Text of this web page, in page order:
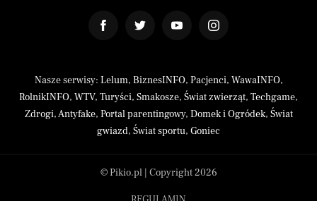
Nasze serwisy: Lelum, BiznesINFO, Pacjenci, WawaINFO,
RolnikINFO, WTV, Turyści, Smakosze, Świat zwierząt, Techgame,
Zdrogi,Antyfake, Portal parentingowy, Domek i Ogródek, Świat
gwiazd, Świat sportu, Goniec
© Pikio.pl | Copyright 2026